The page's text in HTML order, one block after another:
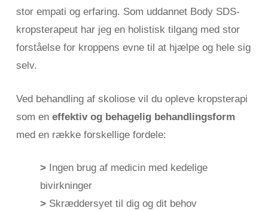
stor empati og erfaring. Som uddannet Body SDS-
kropsterapeut har jeg en holistisk tilgang med stor
forståelse for kroppens evne til at hjælpe og hele sig
selv.
Ved behandling af skoliose vil du opleve kropsterapi
som en effektiv og behagelig behandlingsform
med en række forskellige fordele:
> Ingen brug af medicin med kedelige
bivirkninger
> Skræddersyet til dig og dit behov